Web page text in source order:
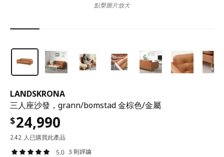
LANDSKRONA
三人座沙發，grann/bomstad 金棕色/金屬
$24,990
242 人已購買此產品
5.0 3 則評論
點擊圖片放大